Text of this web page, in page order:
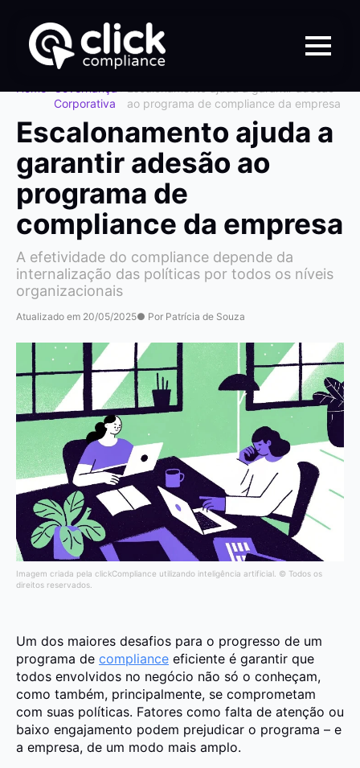
Corporativa
ao programa de compliance da empresa
Escalonamento ajuda a
garantir adesão ao
programa de
compliance da empresa
A efetividade do compliance depende da
internalização das políticas por todos os níveis
organizacionais
Atualizado em 20/05/2025● Por Patrícia de Souza
Imagem criada pela clickCompliance utilizando inteligência artificial. © Todos os
direitos reservados.
Um dos maiores desafios para o progresso de um
programa de compliance eficiente é garantir que
todos envolvidos no negócio não só o conheçam,
como também, principalmente, se comprometam
com suas políticas. Fatores como falta de atenção ou
baixo engajamento podem prejudicar o programa – e
a empresa, de um modo mais amplo.